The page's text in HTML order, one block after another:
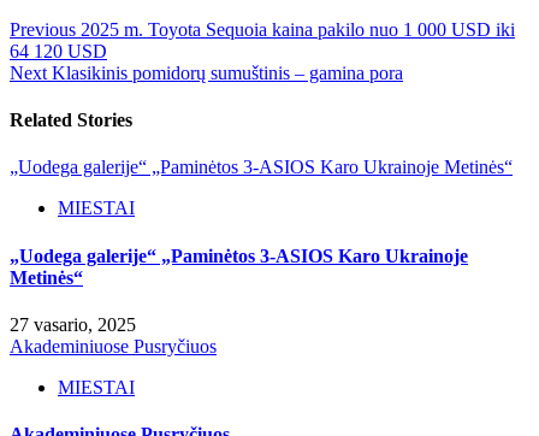
Previous 2025 m. Toyota Sequoia kaina pakilo nuo 1 000 USD iki
64 120 USD
Next Klasikinis pomidorų sumuštinis – gamina pora
Related Stories
„Uodega galerije“ „Paminėtos 3-ASIOS Karo Ukrainoje Metinės“
MIESTAI
„Uodega galerije“ „Paminėtos 3-ASIOS Karo Ukrainoje
Metinės“
27 vasario, 2025
Akademiniuose Pusryčiuos
MIESTAI